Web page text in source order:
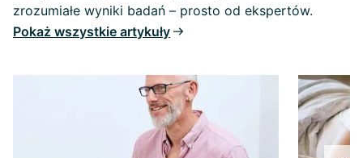
zrozumiałe wyniki badań – prosto od ekspertów.
Pokaż wszystkie artykuły